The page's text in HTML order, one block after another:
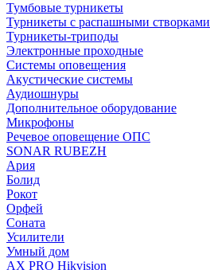
Тумбовые турникеты
Турникеты с распашными створками
Турникеты-триподы
Электронные проходные
Системы оповещения
Акустические системы
Аудиошнуры
Дополнительное оборудование
Микрофоны
Речевое оповещение ОПС
SONAR RUBEZH
Ария
Болид
Рокот
Орфей
Соната
Усилители
Умный дом
AX PRO Hikvision